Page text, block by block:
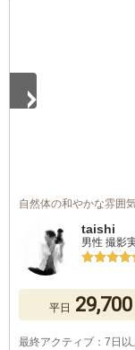
自然体の和やかな雰囲
taishi
男性 撮影
平日 29,700
最終アクティブ：7日以